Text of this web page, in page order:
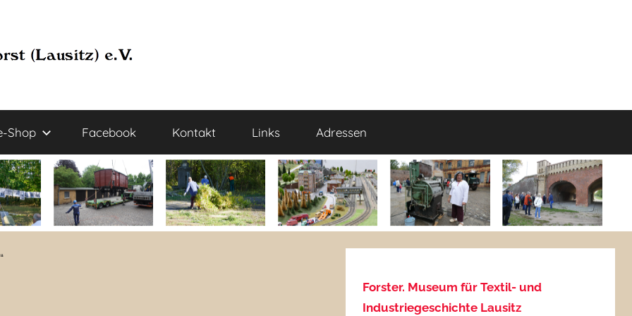
Shop Facebook Kontakt Links Adressen
Forster. Museum für Textil- und
Industriegeschichte Lausitz